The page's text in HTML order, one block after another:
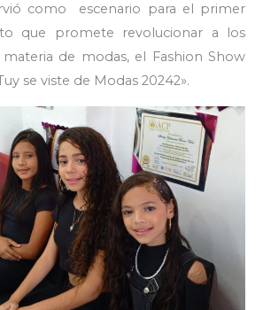
como escenario para el primer
que promete revolucionar a los
de modas, el Fashion Show
se viste de Modas 20242».